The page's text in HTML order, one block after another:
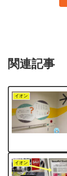
関連記事
イオン
イオン